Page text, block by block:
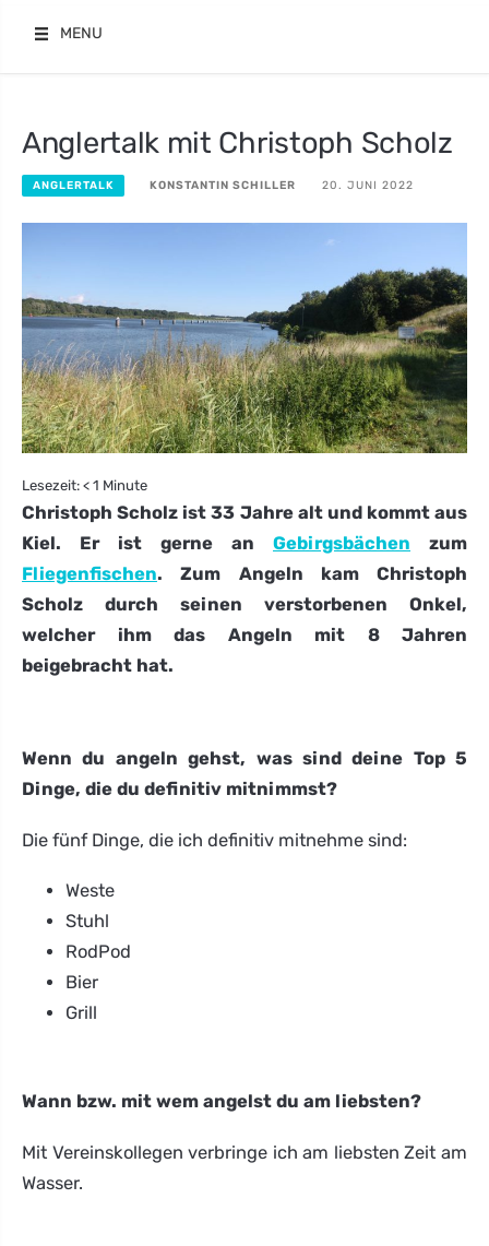
MENU
Anglertalk mit Christoph Scholz
ANGLERTALK KONSTANTIN SCHILLER 20. JUNI 2022
Lesezeit: < 1 Minute
Christoph Scholz ist 33 Jahre alt und kommt aus
Kiel. Er ist gerne an Gebirgsbächen zum
Fliegenfischen. Zum Angeln kam Christoph
Scholz durch seinen verstorbenen Onkel,
welcher ihm das Angeln mit 8 Jahren
beigebracht hat.
Wenn du angeln gehst, was sind deine Top 5
Dinge, die du definitiv mitnimmst?
Die fünf Dinge, die ich definitiv mitnehme sind:
Weste
Stuhl
RodPod
Bier
Grill
Wann bzw. mit wem angelst du am liebsten?
Mit Vereinskollegen verbringe ich am liebsten Zeit am
Wasser.